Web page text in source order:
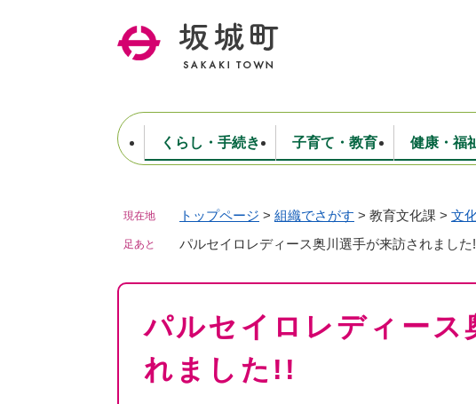
くらし・手続き
住民票・戸籍・証明 防災・行政無線
税金
ごみ・環境・衛生
子育て・教育
妊娠・出産・子育て 保育
健康・福
健康・医療 福祉
商工業 農林業
生涯学習・スポーツ 文化
ようこそ町長室へ 坂城町について
人事・採用・職員
選挙
公共施設
現在地 トップページ > 組織でさがす > 教育文化課 > 文
足あと パルセイロレディース奥川選手が来訪されました
本
パルセイロレディース
れました!!